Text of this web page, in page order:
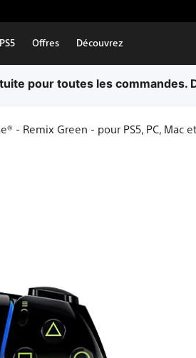
Offres Découvrez
pour toutes les commandes.
- Remix Green - pour PS5, PC, Mac